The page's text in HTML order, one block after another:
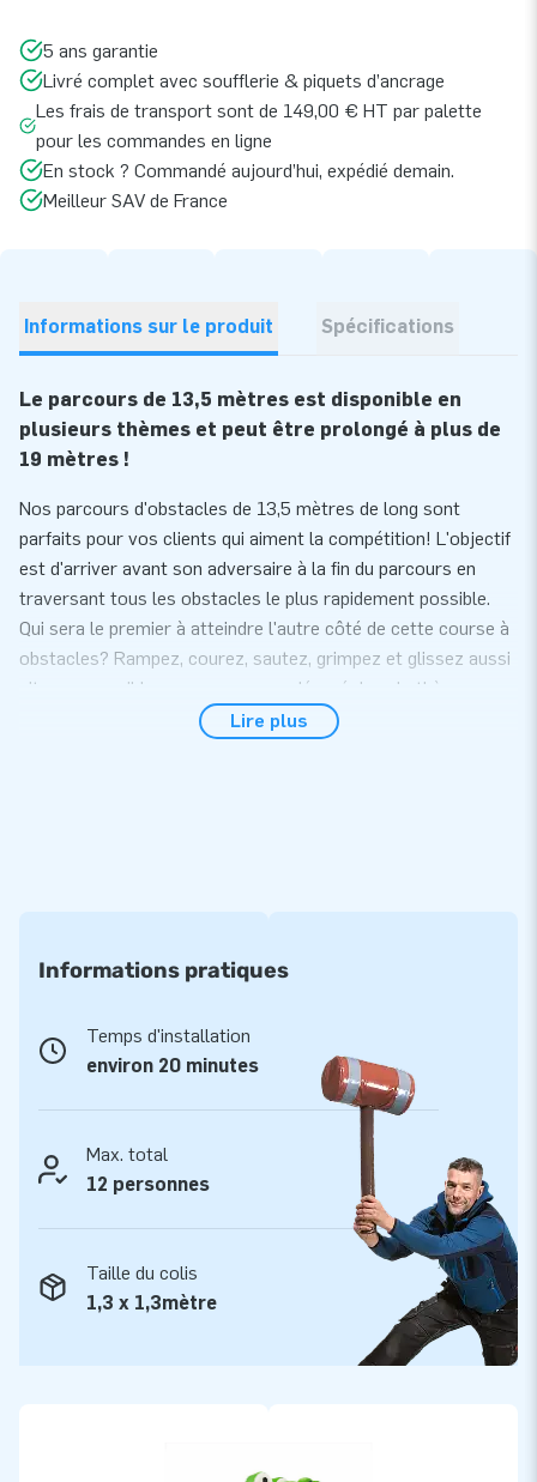
5 ans garantie
Livré complet avec soufflerie & piquets d’ancrage
Les frais de transport sont de 149,00 € HT par palette
pour les commandes en ligne
En stock ? Commandé aujourd’hui, expédié demain.
Meilleur SAV de France
Informations sur le produit Spécifications
Le parcours de 13,5 mètres est disponible en
plusieurs thèmes et peut être prolongé à plus de
19 mètres !
Nos parcours d'obstacles de 13,5 mètres de long sont
parfaits pour vos clients qui aiment la compétition! L'objectif
est d'arriver avant son adversaire à la fin du parcours en
traversant tous les obstacles le plus rapidement possible.
Qui sera le premier à atteindre l'autre côté de cette course à
obstacles? Rampez, courez, sautez, grimpez et glissez aussi
vite que possible sur ce parcours décoré dans le thème
complètement entouré de filets et donc conforme aux
qui le rend facile à manipuler. De plus, le parcours peut être
prolongé avec les Jumping Balls, ce qui vous permet de faire
un parcours de plus de 19 mètres de long ! Le parcours
13,5M Crocodile est livré avec une soufflerie, un matériel
d'ancrage, un sac de transport et un manuel clair. bref: tout
est inclus, prêt à l'emploi!
Toutes nos structures gonflables sont renforcées en
plusieurs points et cousues plusieurs fois. De plus, bien
entendu, tous les produits sont fabriqués à partir de PVC
Lire plus
Informations pratiques
Temps d'installation
environ 20 minutes
Max. total
12 personnes
Taille du colis
1,3 x 1,3mètre